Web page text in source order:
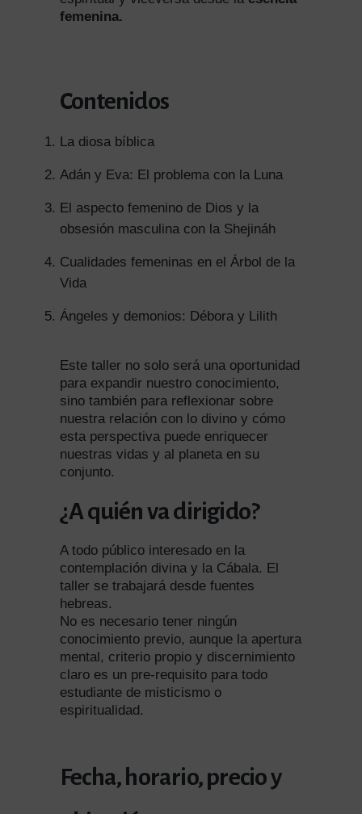
femenina.
Contenidos
La diosa bíblica
Adán y Eva: El problema con la Luna
El aspecto femenino de Dios y la
obsesión masculina con la Shejináh
Cualidades femeninas en el Árbol de la
Vida
Ángeles y demonios: Débora y Lilith
Este taller no solo será una oportunidad
para expandir nuestro conocimiento,
sino también para reflexionar sobre
nuestra relación con lo divino y cómo
esta perspectiva puede enriquecer
nuestras vidas y al planeta en su
conjunto.
¿A quién va dirigido?
A todo público interesado en la
contemplación divina y la Cábala. El
taller se trabajará desde fuentes
hebreas.
No es necesario tener ningún
conocimiento previo, aunque la apertura
mental, criterio propio y discernimiento
claro es un pre-requisito para todo
estudiante de misticismo o
espiritualidad.
Fecha, horario, precio y